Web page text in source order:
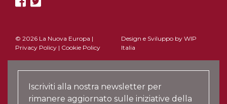
© 2026 La Nuova Europa |
Privacy Policy | Cookie Policy
Design e Sviluppo by WIP
Italia
Iscriviti alla nostra newsletter per
rimanere aggiornato sulle iniziative della